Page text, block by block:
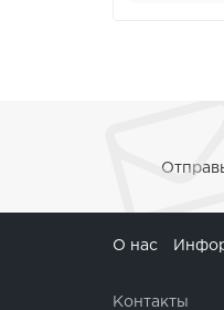
О нас
Контакты